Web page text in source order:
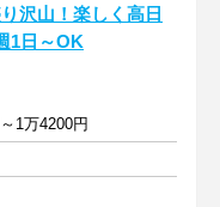
沢山！楽しく高日
1日～OK
1万4200円